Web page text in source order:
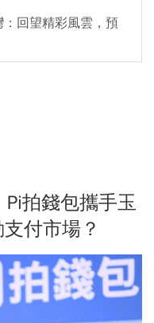
回望精彩風雲，預
拍錢包攜手玉
付市場？